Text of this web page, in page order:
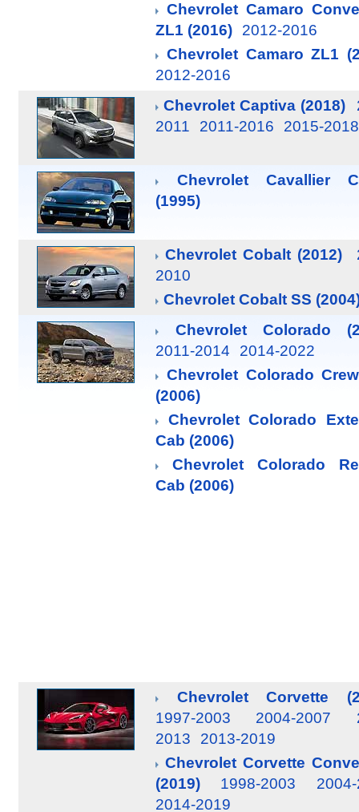
Chevrolet Camaro
ZL1 (2016)
2012-2016
Chevrolet Camaro ZL1
2012-2016
Chevrolet Captiva (2018)
2011
2011-2016 2015-2018
Chevrolet Cavallier
(1995)
Chevrolet Cobalt (2012)
2010
Chevrolet Cobalt SS
Chevrolet Colorado
2011-2014
2014-2022
Chevrolet Colorado
(2006)
Chevrolet Colorado
Cab (2006)
Chevrolet Colorado
Cab (2006)
Chevrolet Corvette
1997-2003
2004-2007
2013
2013-2019
Chevrolet Corvette
(2019)
1998-2003
2014-2019